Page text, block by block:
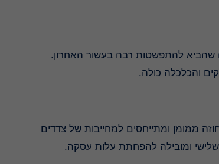
והכלכלה כולה.
ממומן ומתייחסים למחייבות של צדדים
שלישי ומובילה להפחתת עלות עסקה.